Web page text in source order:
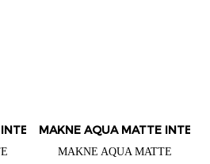
SERUM CUSHION
MAKNE AQUA MATTE
MAKNE AQUA MATTE